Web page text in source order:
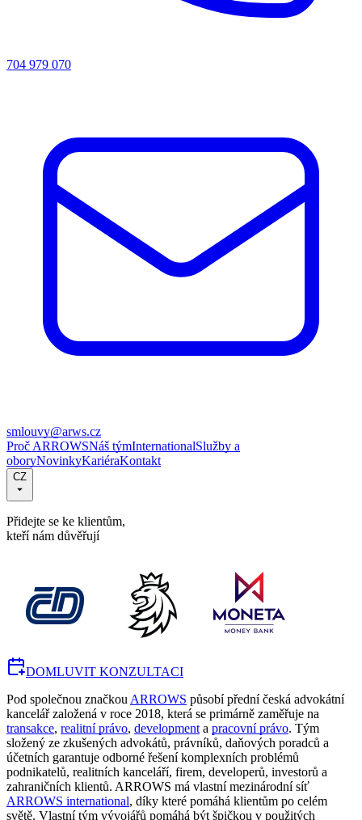
704 979 070
smlouvy@arws.cz
Proč ARROWSNáš týmInternationalSlužby a
oboryNovinkyKariéraKontakt
CZ
Přidejte se ke klientům,
kteří nám důvěřují
DOMLUVIT KONZULTACI
Pod společnou značkou ARROWS působí přední česká advokátní
kancelář založená v roce 2018, která se primárně zaměřuje na
transakce, realitní právo, development a pracovní právo. Tým
složený ze zkušených advokátů, právníků, daňových poradců a
účetních garantuje odborné řešení komplexních problémů
podnikatelů, realitních kanceláří, firem, developerů, investorů a
zahraničních klientů. ARROWS má vlastní mezinárodní síť
ARROWS international, díky které pomáhá klientům po celém
světě. Vlastní tým vývojářů pomáhá být špičkou v použitých